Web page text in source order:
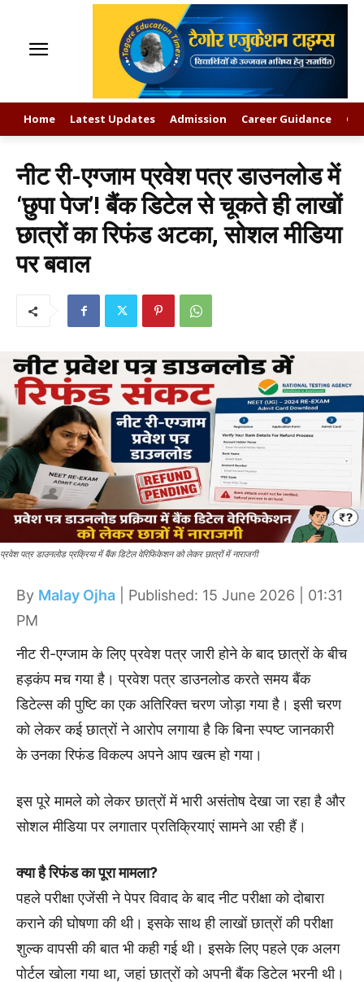
Home Latest Updates Admission Career Guidance GK
नीट री-एग्जाम प्रवेश पत्र डाउनलोड में
‘छुपा पेज’! बैंक डिटेल से चूकते ही लाखों
छात्रों का रिफंड अटका, सोशल मीडिया
पर बवाल
प्रवेश पत्र डाउनलोड प्रक्रिया में बैंक डिटेल वेरिफिकेशन को लेकर छात्रों में नाराजगी
By Malay Ojha | Published: 15 June 2026 | 01:31
PM
नीट री-एग्जाम के लिए प्रवेश पत्र जारी होने के बाद छात्रों के बीच
हड़कंप मच गया है। प्रवेश पत्र डाउनलोड करते समय बैंक
डिटेल्स की पुष्टि का एक अतिरिक्त चरण जोड़ा गया है। इसी चरण
को लेकर कई छात्रों ने आरोप लगाया है कि बिना स्पष्ट जानकारी
के उनका रिफंड विकल्प अपने आप खत्म हो गया।
इस पूरे मामले को लेकर छात्रों में भारी असंतोष देखा जा रहा है और
सोशल मीडिया पर लगातार प्रतिक्रियाएं सामने आ रही हैं।
क्या है रिफंड का पूरा मामला?
पहले परीक्षा एजेंसी ने पेपर विवाद के बाद नीट परीक्षा को दोबारा
कराने की घोषणा की थी। इसके साथ ही लाखों छात्रों की परीक्षा
शुल्क वापसी की बात भी कही गई थी। इसके लिए पहले एक अलग
पोर्टल खोला गया था, जहां छात्रों को अपनी बैंक डिटेल भरनी थी।